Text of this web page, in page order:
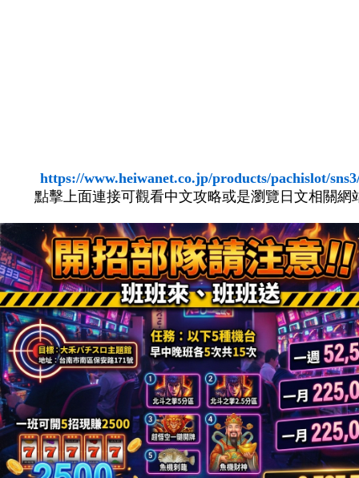
https://www.heiwanet.co.jp/products/pachislot/
點擊上面連接可觀看中文攻略或是瀏覽日文相關網